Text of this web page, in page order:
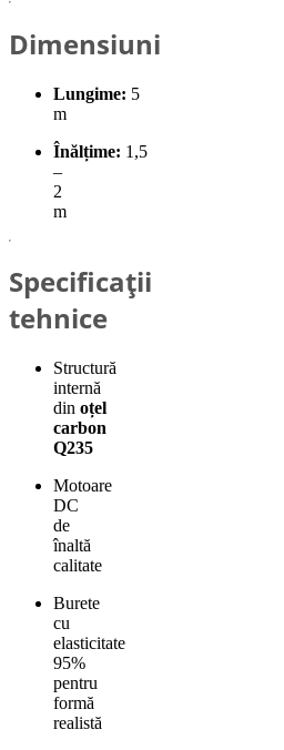
Dimensiuni
Lungime: 5
m
Înălțime: 1,5
–
2
m
Specificații
tehnice
Structură
internă
din oțel
carbon
Q235
Motoare
DC
de
înaltă
calitate
Burete
cu
elasticitate
95%
pentru
formă
realistă